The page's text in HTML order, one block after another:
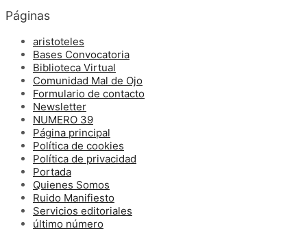
Páginas
aristoteles
Bases Convocatoria
Biblioteca Virtual
Comunidad Mal de Ojo
Formulario de contacto
Newsletter
NUMERO 39
Página principal
Política de cookies
Política de privacidad
Portada
Quienes Somos
Ruido Manifiesto
Servicios editoriales
último número